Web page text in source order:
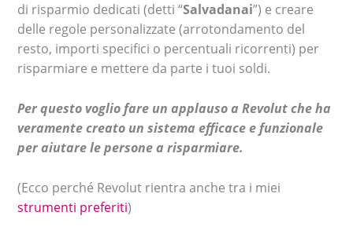
di risparmio dedicati (detti “Salvadanai”) e creare
delle regole personalizzate (arrotondamento del
resto, importi specifici o percentuali ricorrenti) per
risparmiare e mettere da parte i tuoi soldi.
Per questo voglio fare un applauso a Revolut che ha
veramente creato un sistema efficace e funzionale
per aiutare le persone a risparmiare.
(Ecco perché Revolut rientra anche tra i miei
strumenti preferiti)